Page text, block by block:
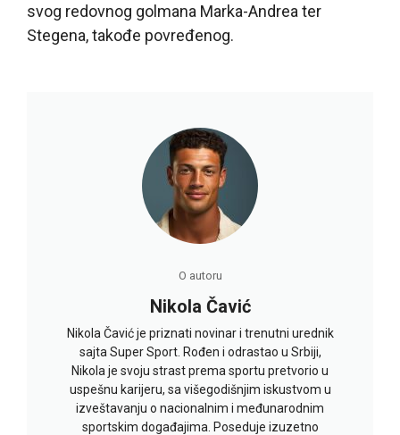
svog redovnog golmana Marka-Andrea ter
Stegena, takođe povređenog.
O autoru
Nikola Čavić
Nikola Čavić je priznati novinar i trenutni urednik
sajta Super Sport. Rođen i odrastao u Srbiji,
Nikola je svoju strast prema sportu pretvorio u
uspešnu karijeru, sa višegodišnjim iskustvom u
izveštavanju o nacionalnim i međunarodnim
sportskim događajima. Poseduje izuzetno